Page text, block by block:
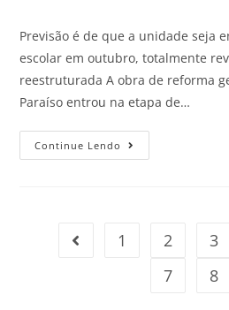
Previsão é de que a unidade seja
escolar em outubro, totalmente
reestruturada A obra de reforma
Paraíso entrou na etapa de…
Continue Lendo
1 2 3
7
8